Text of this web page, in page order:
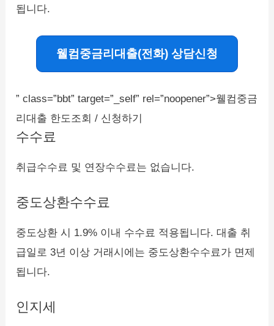
됩니다.
웰컴중금리대출(전화) 상담신청
” class=”bbt” target=”_self” rel=”noopener”>웰컴중금
리대출 한도조회 / 신청하기
수수료
취급수수료 및 연장수수료는 없습니다.
중도상환수수료
중도상환 시 1.9% 이내 수수료 적용됩니다. 대출 취
급일로 3년 이상 거래시에는 중도상환수수료가 면제
됩니다.
인지세